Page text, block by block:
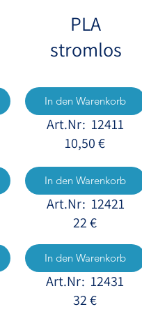
PLA
stromlos
In den Warenkorb
Art.Nr: 12411
10,50 €
In den Warenkorb
Art.Nr: 12421
22 €
In den Warenkorb
Art.Nr: 12431
32 €